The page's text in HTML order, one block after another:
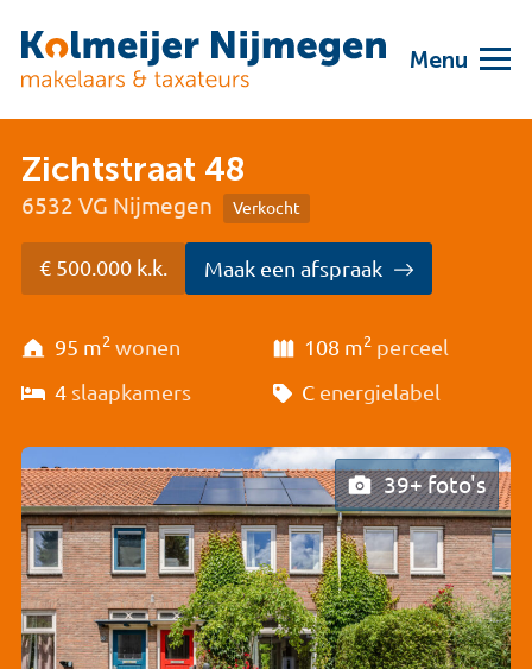
Menu
Zichtstraat 48
6532 VG Nijmegen Verkocht
€ 500.000 k.k. Maak een afspraak
95 m2 wonen 108 m2 perceel
4 slaapkamers C energielabel
39+ foto's